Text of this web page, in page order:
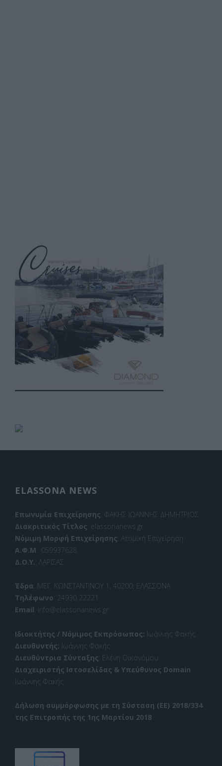
ELASSONA NEWS
Επωνυμία Επιχείρησης: ΦΑΚΗΣ ΙΩΑΝΝΗΣ ΔΗΜΗΤΡΙΟΣ
Διακριτικός Τίτλος: elassonanews.gr
Νόμιμη Μορφή Επιχείρησης: Ατομική Επιχείρηση
Α.Φ.Μ .: 059937628
Δ.Ο.Υ.: ΛΑΡΙΣΑΣ
Έδρα: ΜΕΓ. ΚΩΝΣΤΑΝΤΙΝΟΥ 1, 40200, ΕΛΑΣΣΟΝΑ
Τηλέφωνο: 24930 22221
Email: info@elassonanews.gr
Ιδιοκτήτης / Νόμιμος Εκπρόσωπος: Ιωάννης Φακής
Διευθυντής: Ιωάννης Φακής
Διευθύντρια Σύνταξης: Ελένη Οικονόμου
Διαχειριστής Ιστοσελίδας & Υπεύθυνος Domain:
Ιωάννης Φακής
Δήλωση συμμόρφωσης με τη Σύσταση (ΕΕ) 2018/334
της Επιτροπής της 1ης Μαρτίου 2018